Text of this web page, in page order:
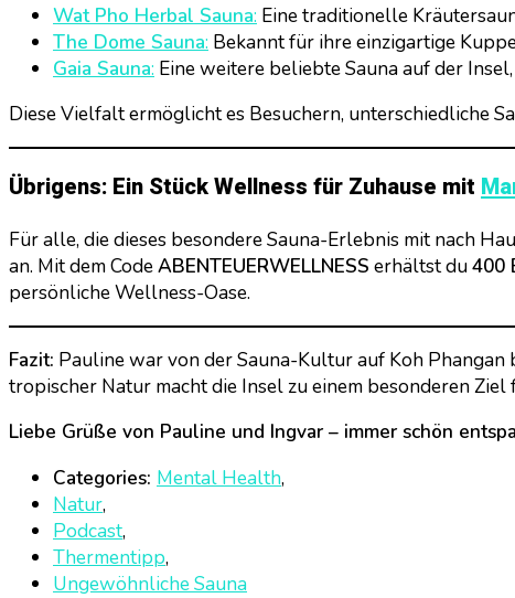
Wat Pho Herbal Sauna: Eine traditionelle
The Dome Sauna: Bekannt für ihre einzigartige
Gaia Sauna: Eine weitere beliebte Sauna auf der
Diese Vielfalt ermöglicht es Besuchern, unterschiedliche
Übrigens: Ein Stück Wellness für Zuhause mit
Für alle, die dieses besondere Sauna-Erlebnis mit nach
an. Mit dem CodeABENTEUERWELLNESS erhältst du400
persönliche Wellness-Oase.
Fazit: Pauline war von der Sauna-Kultur auf Koh
tropischer Natur macht die Insel zu einem besonderen
Liebe Grüße von Pauline und Ingvar – immer schön
Categories: Mental Health,
Natur,
Podcast,
Thermentipp,
Ungewöhnliche Sauna